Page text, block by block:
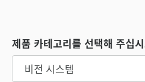
제품 카테고리를 선택해 주십